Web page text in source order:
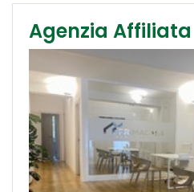
Agenzia Affiliata